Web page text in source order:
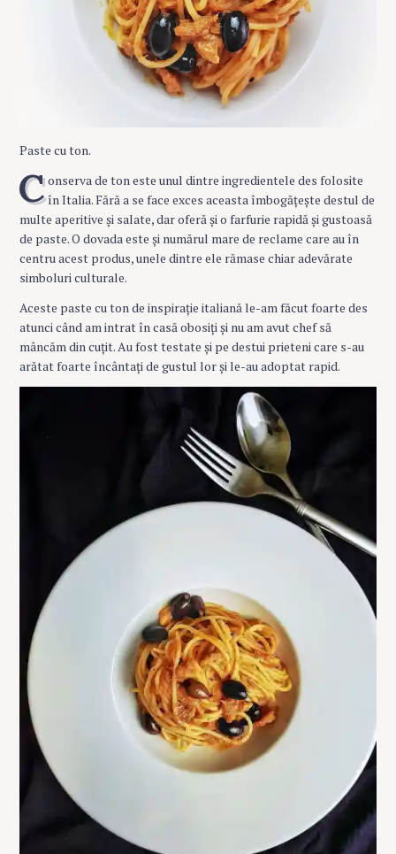
Paste cu ton.
C onserva de ton este unul dintre ingredientele des folosite
în Italia. Fără a se face exces aceasta îmbogățește destul de
multe aperitive și salate, dar oferă și o farfurie rapidă și gustoasă
de paste. O dovada este și numărul mare de reclame care au în
centru acest produs, unele dintre ele rămase chiar adevărate
simboluri culturale.
Aceste paste cu ton de inspirație italiană le-am făcut foarte des
atunci când am intrat în casă obosiți și nu am avut chef să
mâncăm din cuțit. Au fost testate și pe destui prieteni care s-au
arătat foarte încântați de gustul lor și le-au adoptat rapid.